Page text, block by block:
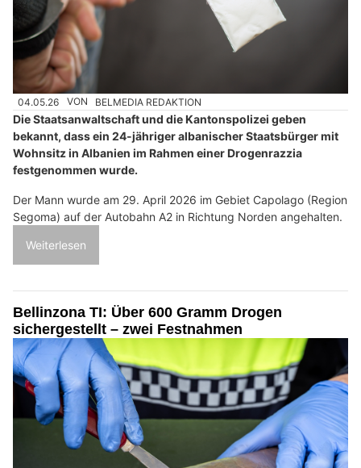
04.05.26 VON BELMEDIA REDAKTION
Die Staatsanwaltschaft und die Kantonspolizei geben
bekannt, dass ein 24-jähriger albanischer Staatsbürger mit
Wohnsitz in Albanien im Rahmen einer Drogenrazzia
festgenommen wurde.
Der Mann wurde am 29. April 2026 im Gebiet Capolago (Region
Segoma) auf der Autobahn A2 in Richtung Norden angehalten.
Weiterlesen
Bellinzona TI: Über 600 Gramm Drogen
sichergestellt – zwei Festnahmen